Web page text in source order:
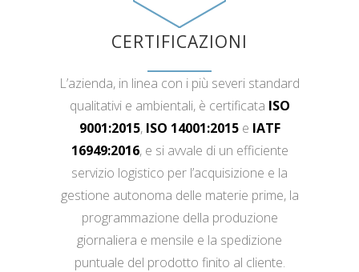
CERTIFICAZIONI
L’azienda, in linea con i più severi standard
qualitativi e ambientali, è certificata ISO
9001:2015, ISO 14001:2015e IATF
16949:2016, e si avvale di un efficiente
servizio logistico per l’acquisizione e la
gestione autonoma delle materie prime, la
programmazione della produzione
giornaliera e mensile e la spedizione
puntuale del prodotto finito al cliente.